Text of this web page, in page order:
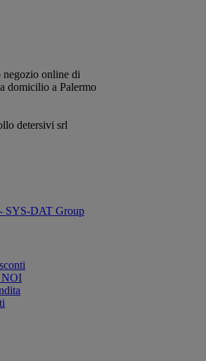
online di
domicilio a Palermo
detersivi srl
SYS-DAT Group